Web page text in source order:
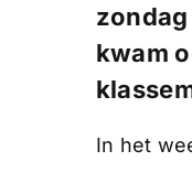
kwam
In het